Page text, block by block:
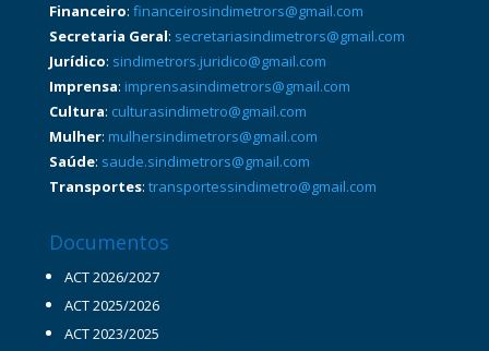
Financeiro: financeirosindimetrors@gmail.com
Secretaria Geral: secretariasindimetrors@gmail.com
Jurídico: sindimetrors.juridico@gmail.com
Imprensa: imprensasindimetrors@gmail.com
Cultura: culturasindimetro@gmail.com
Mulher: mulhersindimetrors@gmail.com
Saúde: saude.sindimetrors@gmail.com
Transportes: transportessindimetro@gmail.com
Documentos
ACT 2026/2027
ACT 2025/2026
ACT 2023/2025